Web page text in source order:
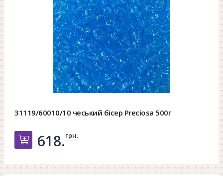
31119/60010/10 чеський бісер Preciosa 500г
Добавить в корзину
618.грн.